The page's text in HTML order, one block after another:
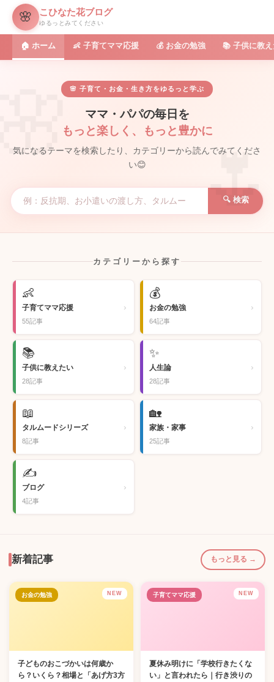
🌸 こひなた花ブログ
ゆるっとみてください
🏠 ホーム 👶 子育てママ応援 💰 お金の勉強 📚 子供に教
🌸 子育て・お金・生き方をゆるっと学ぶ
ママ・パパの毎日を
もっと楽しく、もっと豊かに
気になるテーマを検索したり、カテゴリーから読んでみてくださ
い😊
🔍 検索
カテゴリーから探す
👶
子育てママ応援
55記事
›
💰
お金の勉強
64記事
›
📚
子供に教えたい
28記事
›
✨
人生論
28記事
›
📖
タルムードシリーズ
8記事
›
🏡
家族・家事
25記事
›
✍️
ブログ
4記事
›
新着記事 もっと見る →
お金の勉強 NEW
子どものおこづかいは何歳か
ら？いくら？相場と「あげ方3方
子育てママ応援 NEW
夏休み明けに「学校行きたくな
い」と言われたら｜行き渋りの